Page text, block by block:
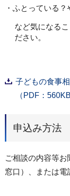
・ふとっている
など気になる
ださい。
子どもの食事
（PDF：560KB
申込み方法
ご相談の内容等
窓口）、または電